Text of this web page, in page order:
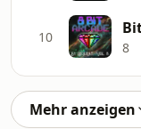
10
8
Mehr anzeigen